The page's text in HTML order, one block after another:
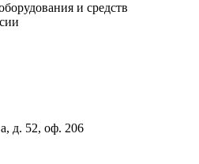
и средств
д. 52, оф. 206